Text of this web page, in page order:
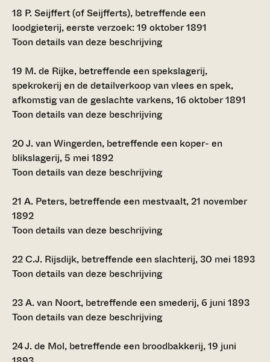
18 P. Seijffert (of Seijfferts), betreffende een
loodgieterij, eerste verzoek: 19 oktober 1891
Toon details van deze beschrijving
19 M. de Rijke, betreffende een spekslagerij,
spekrokerij en de detailverkoop van vlees en spek,
afkomstig van de geslachte varkens, 16 oktober 1891
Toon details van deze beschrijving
20J. van Wingerden, betreffende een koper- en
blikslagerij, 5 mei 1892
Toon details van deze beschrijving
21 A. Peters, betreffende een mestvaalt, 21 november
1892
Toon details van deze beschrijving
22C.J. Rijsdijk, betreffende een slachterij, 30 mei 1893
Toon details van deze beschrijving
23A. van Noort, betreffende een smederij, 6 juni 1893
Toon details van deze beschrijving
24J. de Mol, betreffende een broodbakkerij, 19 juni